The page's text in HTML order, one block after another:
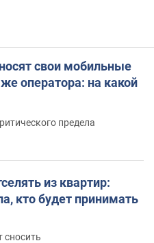
свои мобильные
оператора: на какой
предела
из квартир:
кто будет принимать
сносить